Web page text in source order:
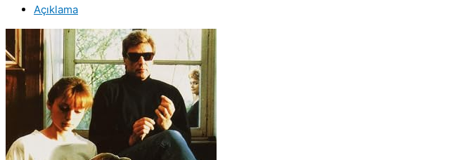
Açıklama